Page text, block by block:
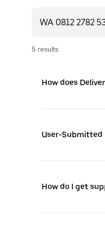
5 results
How does
User-Submitted
How do I get